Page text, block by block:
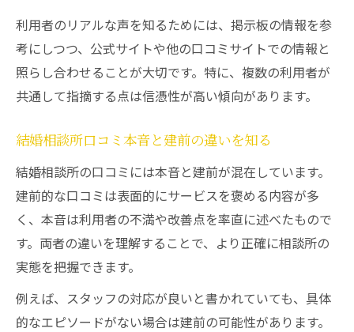
利用者のリアルな声を知るためには、掲示板の情報を参
考にしつつ、公式サイトや他の口コミサイトでの情報と
照らし合わせることが大切です。特に、複数の利用者が
共通して指摘する点は信憑性が高い傾向があります。
結婚相談所口コミ本音と建前の違いを知る
結婚相談所の口コミには本音と建前が混在しています。
建前的な口コミは表面的にサービスを褒める内容が多
く、本音は利用者の不満や改善点を率直に述べたもので
す。両者の違いを理解することで、より正確に相談所の
実態を把握できます。
例えば、スタッフの対応が良いと書かれていても、具体
的なエピソードがない場合は建前の可能性があります。